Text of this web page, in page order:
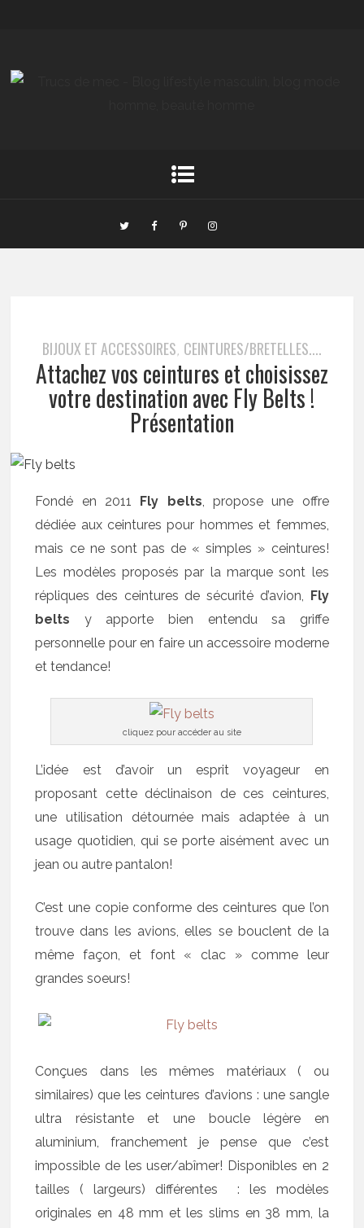
BIJOUX ET ACCESSOIRES, CEINTURES/BRETELLES....
Attachez vos ceintures et choisissez
votre destination avec Fly Belts !
Présentation
Fondé en 2011 Fly belts, propose une offre
dédiée aux ceintures pour hommes et femmes,
mais ce ne sont pas de « simples » ceintures!
Les modèles proposés par la marque sont les
répliques des ceintures de sécurité d’avion, Fly
belts y apporte bien entendu sa griffe
personnelle pour en faire un accessoire moderne
et tendance!
cliquez pour accéder au site
L’idée est d’avoir un esprit voyageur en
proposant cette déclinaison de ces ceintures,
une utilisation détournée mais adaptée à un
usage quotidien, qui se porte aisément avec un
jean ou autre pantalon!
C’est une copie conforme des ceintures que l’on
trouve dans les avions, elles se bouclent de la
même façon, et font « clac » comme leur
grandes soeurs!
Conçues dans les mêmes matériaux ( ou
similaires) que les ceintures d’avions : une sangle
ultra résistante et une boucle légère en
aluminium, franchement je pense que c’est
impossible de les user/abîmer! Disponibles en 2
tailles ( largeurs) différentes : les modèles
originales en 48 mm et les slims en 38 mm, la